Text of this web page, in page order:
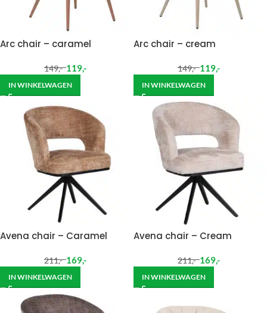
Arc chair – caramel
149,- 119,-
IN WINKELWAGEN
Arc chair – cream
149,- 119,-
IN WINKELWAGEN
Avena chair – Caramel
211,- 169,-
IN WINKELWAGEN
Avena chair – Cream
211,- 169,-
IN WINKELWAGEN